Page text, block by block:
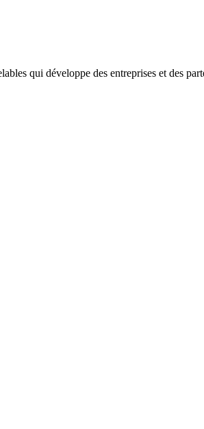
qui développe des entreprises et des